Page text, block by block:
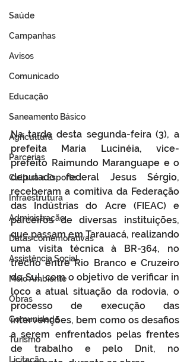
Saúde
Campanhas
Avisos
Comunicado
Educação
Saneamento Básico
Agricultura
Parcerias
Cultura e Esporte
Infraestrutura
Administração
Datas comemorativas
Assistência Social
Meio Ambiente
Obras
Comunidade
Turismo
Licitação
Na tarde desta segunda-feira (3), a
prefeita Maria Lucinéia, vice-
prefeito Raimundo Maranguape e o
deputado federal Jesus Sérgio,
receberam a comitiva da Federação
das Indústrias do Acre (FIEAC) e
parceiros de diversas instituições,
que passam em Tarauacá, realizando
uma visita técnica à BR-364, no
trecho entre Rio Branco e Cruzeiro
do Sul, com o objetivo de verificar in
loco a atual situação da rodovia, o
processo de execução das
intervenções, bem como os desafios
a serem enfrentados pelas frentes
de trabalho e pelo Dnit, no